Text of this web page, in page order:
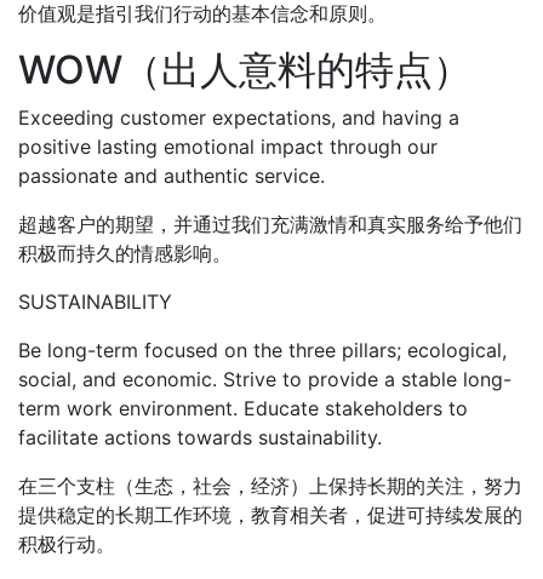
价值观是指引我们行动的基本信念和原则。
WOW（出人意料的特点）
Exceeding customer expectations, and having a
positive lasting emotional impact through our
passionate and authentic service.
超越客户的期望，并通过我们充满激情和真实服务给予他们
积极而持久的情感影响。
SUSTAINABILITY
Be long-term focused on the three pillars; ecological,
social, and economic. Strive to provide a stable long-
term work environment. Educate stakeholders to
facilitate actions towards sustainability.
在三个支柱（生态，社会，经济）上保持长期的关注，努力
提供稳定的长期工作环境，教育相关者，促进可持续发展的
积极行动。